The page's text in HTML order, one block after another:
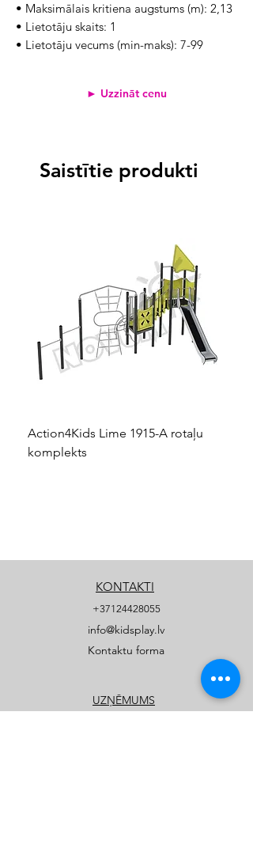
• Maksimālais kritiena augstums (m): 2,13
• Lietotāju skaits: 1
• Lietotāju vecums (min-maks): 7-99
► Uzzināt cenu
Saistītie produkti
Action4Kids Lime 1915-A rotaļu
komplekts
KONTAKTI
+37124428055
info@kidsplay.lv
Kontaktu forma
UZŅĒMUMS